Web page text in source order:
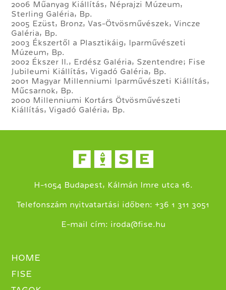
2006 Műanyag Kiállítás, Néprajzi Múzeum,
Sterling Galéria, Bp.
2005 Ezüst, Bronz, Vas-Ötvösművészek, Vincze
Galéria, Bp.
2003 Ékszertől a Plasztikáig, Iparművészeti
Múzeum, Bp.
2002 Ékszer II., Erdész Galéria, Szentendre; Fise
Jubileumi Kiállítás, Vigadó Galéria, Bp.
2001 Magyar Millenniumi Iparművészeti Kiállítás,
Műcsarnok, Bp.
2000 Millenniumi Kortárs Ötvösművészeti
Kiállítás, Vigadó Galéria, Bp.
H-1054 Budapest, Kálmán Imre utca 16.
Telefonszám nyitvatartási időben: +36 1 311 3051
E-mail cím: iroda@fise.hu
HOME
FISE